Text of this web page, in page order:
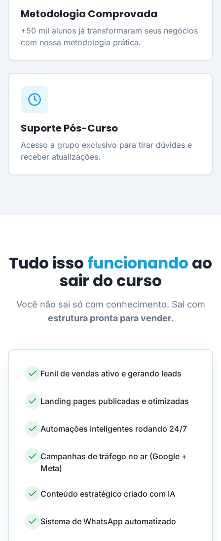
Metodologia Comprovada
+50 mil alunos já transformaram seus negócios
com nossa metodologia prática.
Suporte Pós-Curso
Acesso a grupo exclusivo para tirar dúvidas e
receber atualizações.
Tudo isso funcionando ao
sair do curso
Você não sai só com conhecimento. Sai com
estrutura pronta para vender.
Funil de vendas ativo e gerando leads
Landing pages publicadas e otimizadas
Automações inteligentes rodando 24/7
Campanhas de tráfego no ar (Google +
Meta)
Conteúdo estratégico criado com IA
Sistema de WhatsApp automatizado